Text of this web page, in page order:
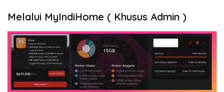
Melalui MyIndiHome ( Khusus Admin )